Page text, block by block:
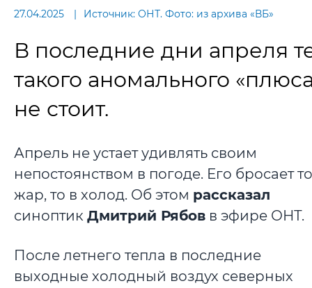
27.04.2025 Источник: ОНТ. Фото: из архива «ВБ»
В последние дни апреля
такого аномального
не стоит.
Апрель не устает удивлять своим
непостоянством в погоде. Его бросает
жар, то в холод. Об этом рассказал
синоптик Дмитрий Рябов в эфире ОНТ.
После летнего тепла в последние
выходные холодный воздух северных